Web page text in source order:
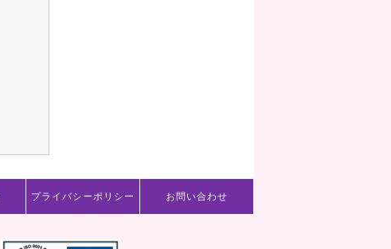
プライバシーポリシー お問い合わせ